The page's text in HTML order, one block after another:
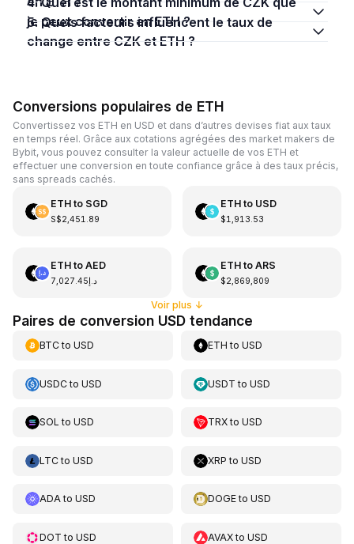
je peux convertir en ETH ?
5. Quels facteurs influencent le taux de
change entre CZK et ETH ?
Conversions populaires de ETH
Convertissez vos ETH en USD et dans d’autres devises fiat aux taux
en temps réel. Grâce aux cotations agrégées des market makers de
Bybit, vous pouvez consulter la valeur actuelle de vos ETH et
effectuer une conversion en toute confiance grâce à des taux précis,
sans spreads cachés.
ETHto SGD
S$2,451.89
ETHto USD
$1,913.53
ETHto AED
د.إ7,027.45
ETHto ARS
$2,869,809
Voir plus ↓
Paires de conversion USD tendance
BTCto USD ETH toUSD
USDCto USD USDT toUSD
SOL to USD TRXtoUSD
LTCto USD XRP toUSD
ADAto USD DOGEtoUSD
DOT to USD AVAXtoUSD